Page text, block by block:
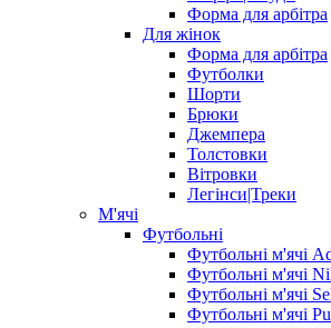
Форма для арбітра
Для жінок
Форма для арбітра
Футболки
Шорти
Брюки
Джемпера
Толстовки
Вітровки
Легінси|Треки
М'ячі
Футбольні
Футбольні м'ячі
Футбольні м'ячі
Футбольні м'ячі
Футбольні м'ячі